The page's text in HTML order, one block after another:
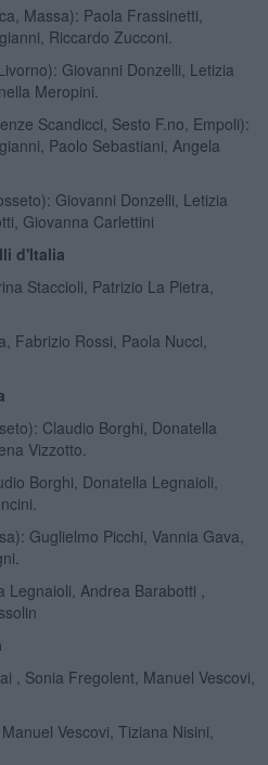
Massa): Paola Frassinetti,
Riccardo Zucconi.
Giovanni Donzelli, Letizia
Meropini.
Scandicci, Sesto F.no, Empoli):
Paolo Sebastiani, Angela
Giovanni Donzelli, Letizia
Giovanna Carlettini
d'Italia
Staccioli, Patrizio La Pietra,
Fabrizio Rossi, Paola Nucci,
Claudio Borghi, Donatella
Vizzotto.
Borghi, Donatella Legnaioli,
Guglielmo Picchi, Vannia Gava,
Andrea Barabotti ,
, Sonia Fregolent, Manuel Vescovi,
Vescovi, Tiziana Nisini,